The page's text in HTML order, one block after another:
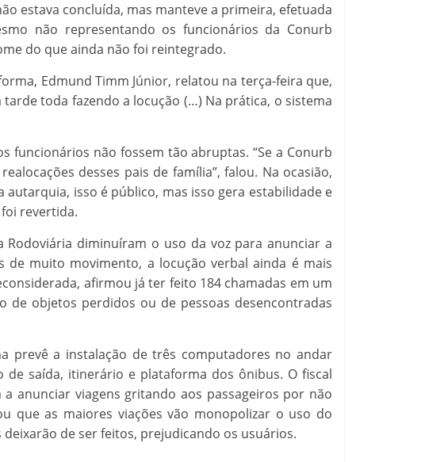
estava concluída, mas manteve a primeira, efetuada
não representando os funcionários da Conurb
do que ainda não foi reintegrado.
Edmund Timm Júnior, relatou na terça-feira que,
toda fazendo a locução (…) Na prática, o sistema
funcionários não fossem tão abruptas. “Se a Conurb
desses pais de família”, falou. Na ocasião,
isso é público, mas isso gera estabilidade e
revertida.
diminuíram o uso da voz para anunciar a
muito movimento, a locução verbal ainda é mais
afirmou já ter feito 184 chamadas em um
objetos perdidos ou de pessoas desencontradas
prevê a instalação de três computadores no andar
saída, itinerário e plataforma dos ônibus. O fiscal
anunciar viagens gritando aos passageiros por não
que as maiores viações vão monopolizar o uso do
de ser feitos, prejudicando os usuários.